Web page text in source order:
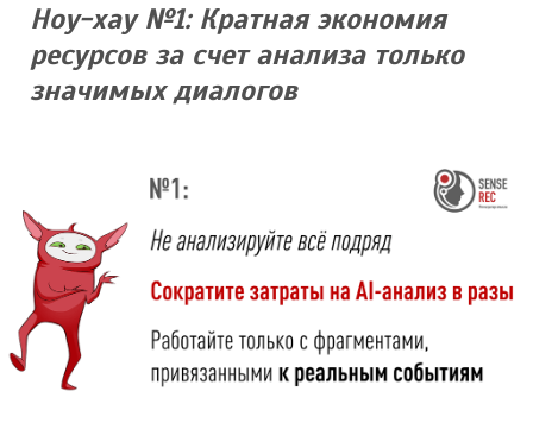
Ноу-хау №1: Кратная экономия
ресурсов за счет анализа только
значимых диалогов